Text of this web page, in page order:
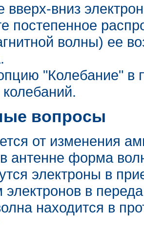
вверх-вниз
постепенное
волны) ее
"Колебание" в
вопросы
от изменения
антенне форма
электроны в
в
находится в